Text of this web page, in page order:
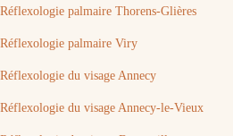
Réflexologie palmaire Thorens-Glières
Réflexologie palmaire Viry
Réflexologie du visage Annecy
Réflexologie du visage Annecy-le-Vieux